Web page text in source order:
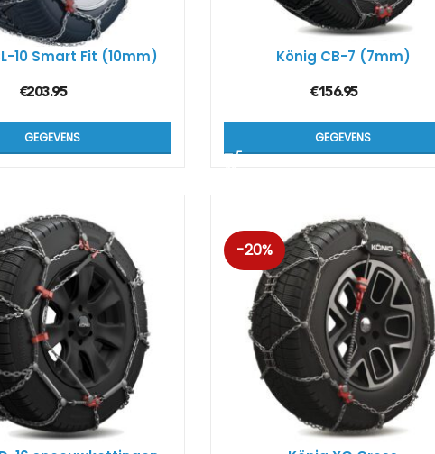
10 Smart Fit (10mm)
€203.95
GEGEVENS
König CB-7 (7mm)
€156.95
GEGEVENS
-20%